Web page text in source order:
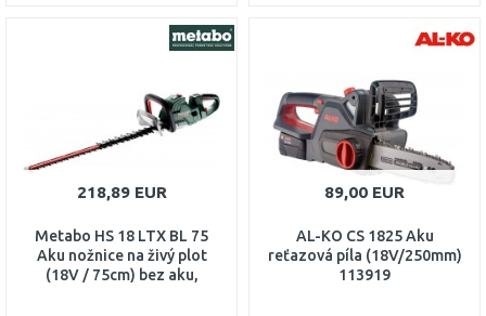
DO KOŠÍKA DO KOŠÍKA
Porovnať
218,89 EUR
Metabo HS 18 LTX BL 75
Aku nožnice na živý plot
(18V / 75cm) bez aku,
89,00 EUR
AL-KO CS 1825 Aku
reťazová píla (18V/250mm)
113919